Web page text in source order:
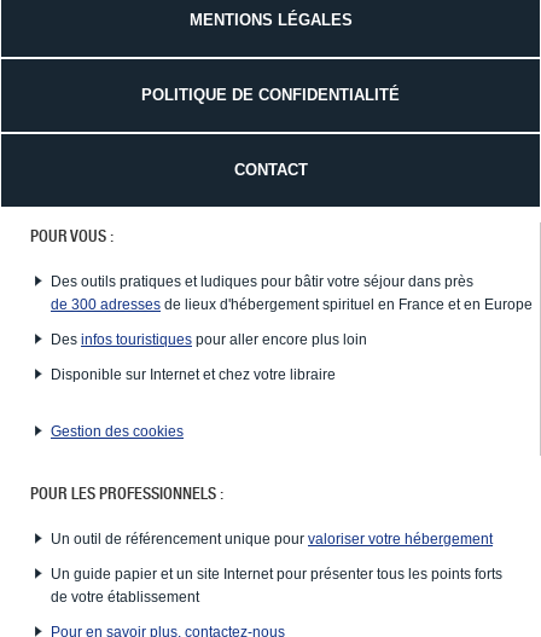
MENTIONS LÉGALES
POLITIQUE DE CONFIDENTIALITÉ
CONTACT
POUR VOUS :
Des outils pratiques et ludiques pour bâtir votre séjour dans près
de 300 adresses de lieux d'hébergement spirituel en France et en Europe
Des infos touristiques pour aller encore plus loin
Disponible sur Internet et chez votre libraire
Gestion des cookies
POUR LES PROFESSIONNELS :
Un outil de référencement unique pour valoriser votre hébergement
Un guide papier et un site Internet pour présenter tous les points forts
de votre établissement
Pour en savoir plus, contactez-nous